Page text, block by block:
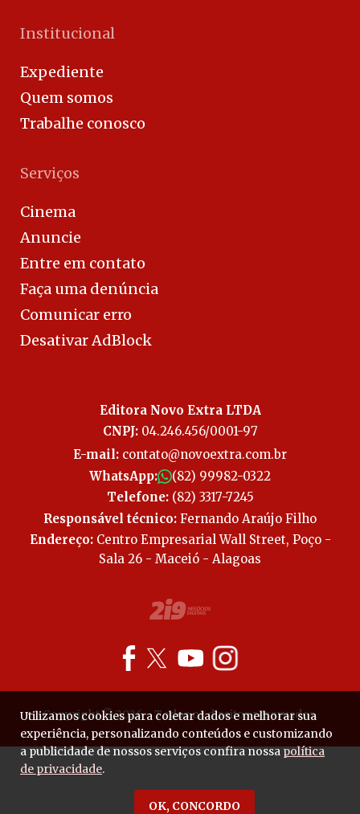
Institucional
Expediente
Quem somos
Trabalhe conosco
Serviços
Cinema
Anuncie
Entre em contato
Faça uma denúncia
Comunicar erro
Desativar AdBlock
Editora Novo Extra LTDA
CNPJ:04.246.456/0001-97
E-mail: contato@novoextra.com.br
WhatsApp:
(82) 99982-0322
Telefone:(82) 3317-7245
Responsável técnico: Fernando Araújo Filho
Endereço:Centro Empresarial Wall Street, Poço -
Sala 26 - Maceió - Alagoas
Copyright © 2026 - Todos os direitos reservados.
Utilizamos cookies para coletar dados e melhorar sua
experiência, personalizando conteúdos e customizando
a publicidade de nossos serviços confira nossapolítica
de privacidade.
OK, CONCORDO